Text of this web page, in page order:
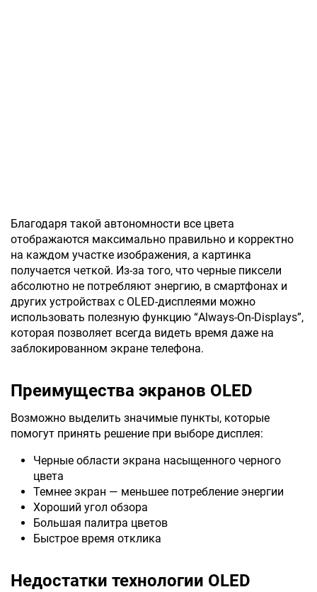
Благодаря такой автономности все цвета
отображаются максимально правильно и корректно
на каждом участке изображения, а картинка
получается четкой. Из-за того, что черные пиксели
абсолютно не потребляют энергию, в смартфонах и
других устройствах с OLED-дисплеями можно
использовать полезную функцию “Always-On-Displays”,
которая позволяет всегда видеть время даже на
заблокированном экране телефона.
Преимущества экранов OLED
Возможно выделить значимые пункты, которые
помогут принять решение при выборе дисплея:
Черные области экрана насыщенного черного
цвета
Темнее экран — меньшее потребление энергии
Хороший угол обзора
Большая палитра цветов
Быстрое время отклика
Недостатки технологии OLED